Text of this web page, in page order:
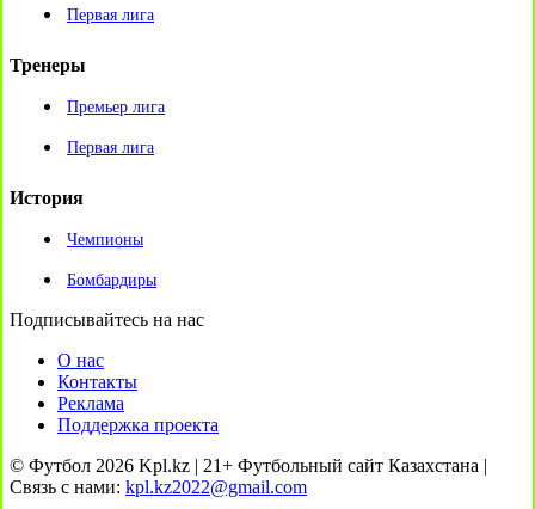
Первая лига
Тренеры
Премьер лига
Первая лига
История
Чемпионы
Бомбардиры
Подписывайтесь на нас
О нас
Контакты
Реклама
Поддержка проекта
© Футбол 2026 Kpl.kz | 21+ Футбольный сайт Казахстана |
Связь с нами: kpl.kz2022@gmail.com